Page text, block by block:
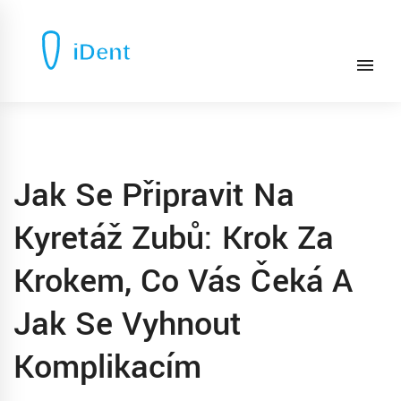
Jak Se Připravit Na
Kyretáž Zubů: Krok Za
Krokem, Co Vás Čeká A
Jak Se Vyhnout
Komplikacím